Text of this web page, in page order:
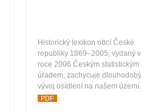
Historický lexikon obcí České
republiky 1869–2005, vydaný v
roce 2006 Českým statistickým
úřadem, zachycuje dlouhodobý
vývoj osídlení na našem území.
PDF